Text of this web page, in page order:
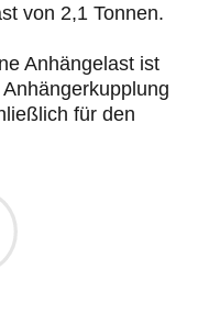
von 2,1 Tonnen.
Anhängelast ist
für den